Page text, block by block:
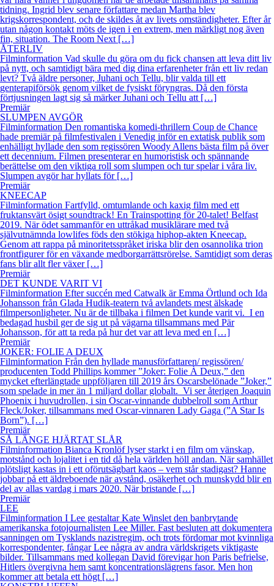
tidning. Ingrid blev senare författare medan Martha blev
krigskorrespondent, och de skildes åt av livets omständigheter. Efter år
utan någon kontakt möts de igen i en extrem, men märkligt nog även
fin, situation. The Room Next […]
ÅTERLIV
Filminformation Vad skulle du göra om du fick chansen att leva ditt liv
på nytt, och samtidigt bära med dig dina erfarenheter från ett liv redan
levt? Två äldre personer, Juhani och Tellu, blir valda till ett
genterapiförsök genom vilket de fysiskt föryngras. Då den första
förtjusningen lagt sig så märker Juhani och Tellu att […]
Premiär
SLUMPEN AVGÖR
Filminformation Den romantiska komedi-thrillern Coup de Chance
hade premiär på filmfestivalen i Venedig inför en extatisk publik som
enhälligt hyllade den som regissören Woody Allens bästa film på över
ett decennium. Filmen presenterar en humoristisk och spännande
berättelse om den viktiga roll som slumpen och tur spelar i våra liv.
Slumpen avgör har hyllats för […]
Premiär
KNEECAP
Filminformation Fartfylld, omtumlande och kaxig film med ett
fruktansvärt ösigt soundtrack! En Trainspotting för 20-talet! Belfast
2019. När ödet sammanför en uttråkad musiklärare med två
självutnämnda lowlifes föds den stökiga hiphop-akten Kneecap.
Genom att rappa på minoritetsspråket iriska blir den osannolika trion
frontfigurer för en växande medborgarrättsrörelse. Samtidigt som deras
fans blir allt fler växer […]
Premiär
DET KUNDE VARIT VI
Filminformation Efter succén med Catwalk är Emma Örtlund och Ida
Johansson från Glada Hudik-teatern två avlandets mest älskade
filmpersonligheter. Nu är de tillbaka i filmen Det kunde varit vi. I en
bedagad husbil ger de sig ut på vägarna tillsammans med Pär
Johansson, för att ta reda på hur det var att leva med en […]
Premiär
JOKER: FOLIE A DEUX
Filminformation Från den hyllade manusförfattaren/ regissören/
producenten Todd Phillips kommer ”Joker: Folie À Deux,” den
mycket efterlängtade uppföljaren till 2019 års Oscarsbelönade ”Joker,”
som spelade in mer än 1 miljard dollar globalt. Vi ser återigen Joaquin
Phoenix i huvudrollen, i sin Oscar-vinnande dubbelroll som Arthur
Fleck/Joker, tillsammans med Oscar-vinnaren Lady Gaga (”A Star Is
Born”). […]
Premiär
SÅ LÄNGE HJÄRTAT SLÅR
Filminformation Bianca Kronlöf lyser starkt i en film om vänskap,
motstånd och lojalitet i en tid då hela världen höll andan. När samhället
plötsligt kastas in i ett oförutsägbart kaos – vem står stadigast? Hanne
jobbar på ett äldreboende när avstånd, osäkerhet och munskydd blir en
del av allas vardag i mars 2020. När bristande […]
Premiär
LEE
Filminformation I Lee gestaltar Kate Winslet den banbrytande
amerikanska fotojournalisten Lee Miller. Fast besluten att dokumentera
sanningen om Tysklands nazistregim, och trots fördomar mot kvinnliga
korrespondenter, fångar Lee några av andra världskrigets viktigaste
bilder. Tillsammans med kollegan David förevigar hon Paris befrielse,
Hitlers övergivna hem samt koncentrationslägrens fasor. Men hon
kommer att betala ett högt […]